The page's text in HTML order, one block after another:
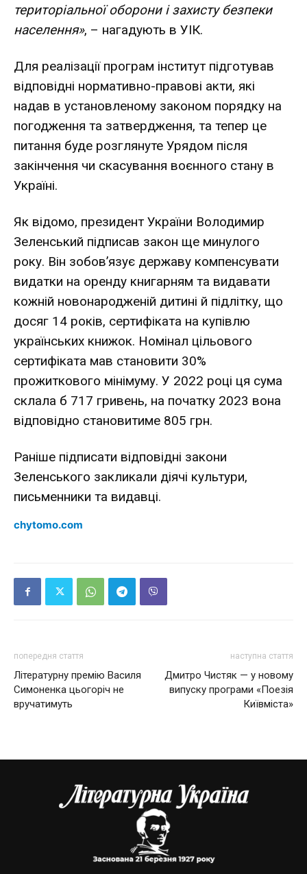
територіальної оборони і захисту безпеки
населення», – нагадують в УІК.
Для реалізації програм інститут підготував
відповідні нормативно-правові акти, які
надав в установленому законом порядку на
погодження та затвердження, та тепер це
питання буде розглянуте Урядом після
закінчення чи скасування воєнного стану в
Україні.
Як відомо, президент України Володимир
Зеленський підписав закон ще минулого
року. Він зобов’язує державу компенсувати
видатки на оренду книгарням та видавати
кожній новонародженій дитині й підлітку, що
досяг 14 років, сертифіката на купівлю
українських книжок. Номінал цільового
сертифіката мав становити 30%
прожиткового мінімуму. У 2022 році ця сума
склала б 717 гривень, на початку 2023 вона
відповідно становитиме 805 грн.
Раніше підписати відповідні закони
Зеленського закликали діячі культури,
письменники та видавці.
chytomo.com
попередня стаття
Літературну премію Василя
Симоненка цьогоріч не
вручатимуть
наступна стаття
Дмитро Чистяк — у новому
випуску програми «Поезія
Київміста»